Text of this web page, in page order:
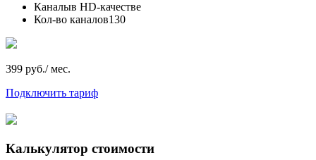
Каналыв HD-качестве
Кол-во каналов130
399 руб./ мес.
Подключить тариф
Калькулятор стоимости